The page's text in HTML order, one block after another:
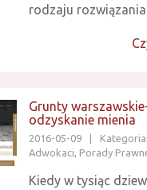
rodzaju
Grunty
odzyskanie mienia
2016-05-09
Adwokaci, Porady
Kiedy w tysiąc